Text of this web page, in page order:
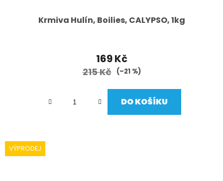
Krmiva Hulín, Boilies, CALYPSO, 1kg
169 Kč
215 Kč (–21 %)
DO KOŠÍKU
VÝPRODEJ